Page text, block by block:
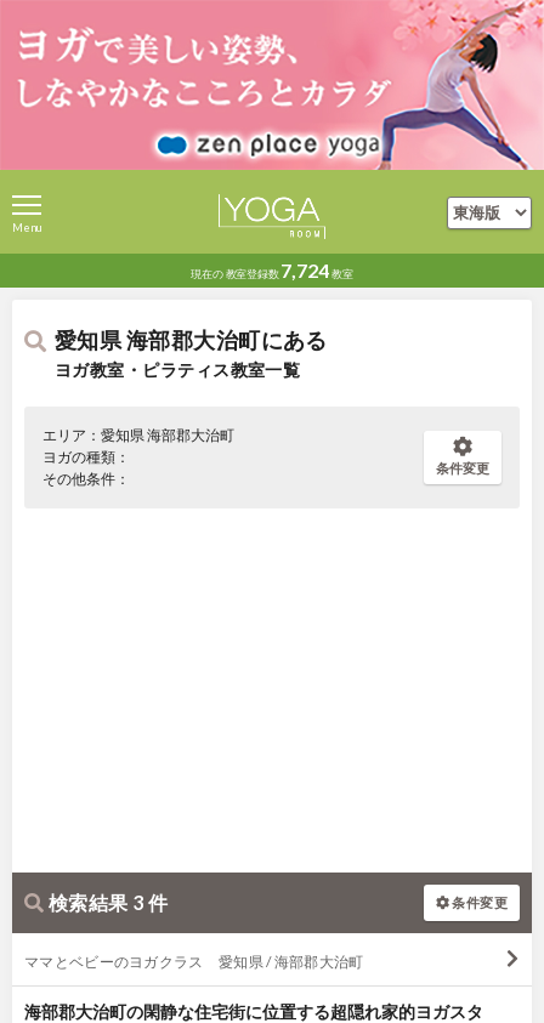
現在の教室登録数 7,724教室
Menu
愛知県 海部郡大治町にある
ヨガ教室・ピラティス教室一覧
エリア：愛知県 海部郡大治町
ヨガの種類：
その他条件：
条件変更
検索結果 3 件 条件変更
ママとベビーのヨガクラス 愛知県 / 海部郡大治町
海部郡大治町の閑静な住宅街に位置する超隠れ家的ヨガスタ